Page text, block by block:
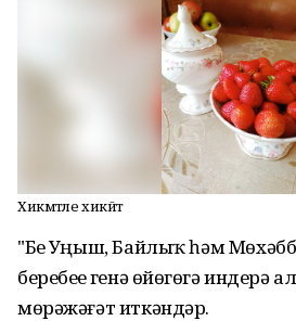
Хикмәтле хикәйәт
"Беҙ Уңыш, Байлыҡ һәм Мөхәббәт
беребеҙҙе генә өйөгөҙгә
мөрәжәғәт иткәндәр.